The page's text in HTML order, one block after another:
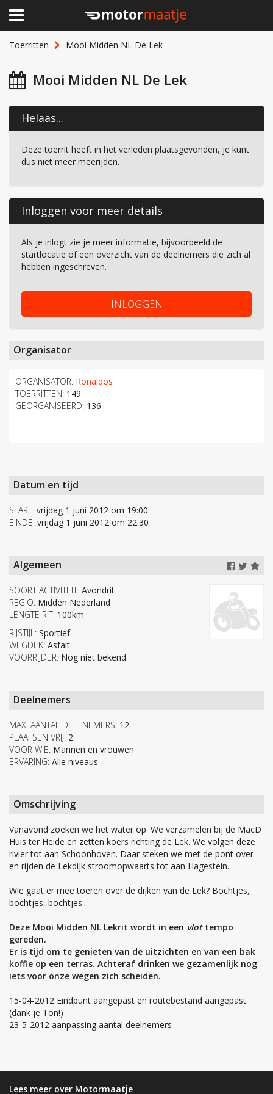
Toerritten Mooi Midden NL De Lek
Mooi Midden NL De Lek
Helaas...
Deze toerrit heeft in het verleden plaatsgevonden, je kunt
dus niet meer meerijden.
Inloggen voor meer details
Als je inlogt zie je meer informatie, bijvoorbeeld de
startlocatie of een overzicht van de deelnemers die zich al
hebben ingeschreven.
INLOGGEN
Organisator
ORGANISATOR: Ronaldos
TOERRITTEN: 149
GEORGANISEERD: 136
Datum en tijd
START: vrijdag 1 juni 2012 om 19:00
EINDE: vrijdag 1 juni 2012 om 22:30
Algemeen
SOORT ACTIVITEIT: Avondrit
REGIO: Midden Nederland
LENGTE RIT: 100km
RIJSTIJL: Sportief
WEGDEK: Asfalt
VOORRIJDER: Nog niet bekend
Deelnemers
MAX. AANTAL DEELNEMERS: 12
PLAATSEN VRIJ: 2
VOOR WIE: Mannen en vrouwen
ERVARING: Alle niveaus
Omschrijving
Vanavond zoeken we het water op. We verzamelen bij de MacD
Huis ter Heide en zetten koers richting de Lek. We volgen deze
rivier tot aan Schoonhoven. Daar steken we met de pont over
en rijden de Lekdijk stroomopwaarts tot aan Hagestein.
Wie gaat er mee toeren over de dijken van de Lek? Bochtjes,
bochtjes, bochtjes...
Deze Mooi Midden NL Lekrit wordt in een vlottempo
gereden.
Er is tijd om te genieten van de uitzichten en van een bak
koffie op een terras. Achteraf drinken we gezamenlijk nog
iets voor onze wegen zich scheiden.
15-04-2012 Eindpunt aangepast en routebestand aangepast.
(dank je Ton!)
23-5-2012 aanpassing aantal deelnemers
Lees meer over Motormaatje
×
Home
Clubhuis
Lid worden
Over Motormaatje